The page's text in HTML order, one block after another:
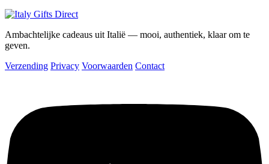
Ambachtelijke cadeaus uit Italië — mooi, authentiek, klaar om te
geven.
Verzending Privacy Voorwaarden Contact